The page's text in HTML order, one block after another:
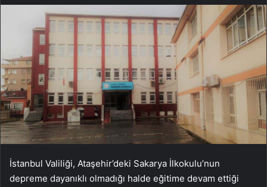
İstanbul Valiliği, Ataşehir’deki Sakarya İlkokulu’nun
depreme dayanıklı olmadığı halde eğitime devam ettiği